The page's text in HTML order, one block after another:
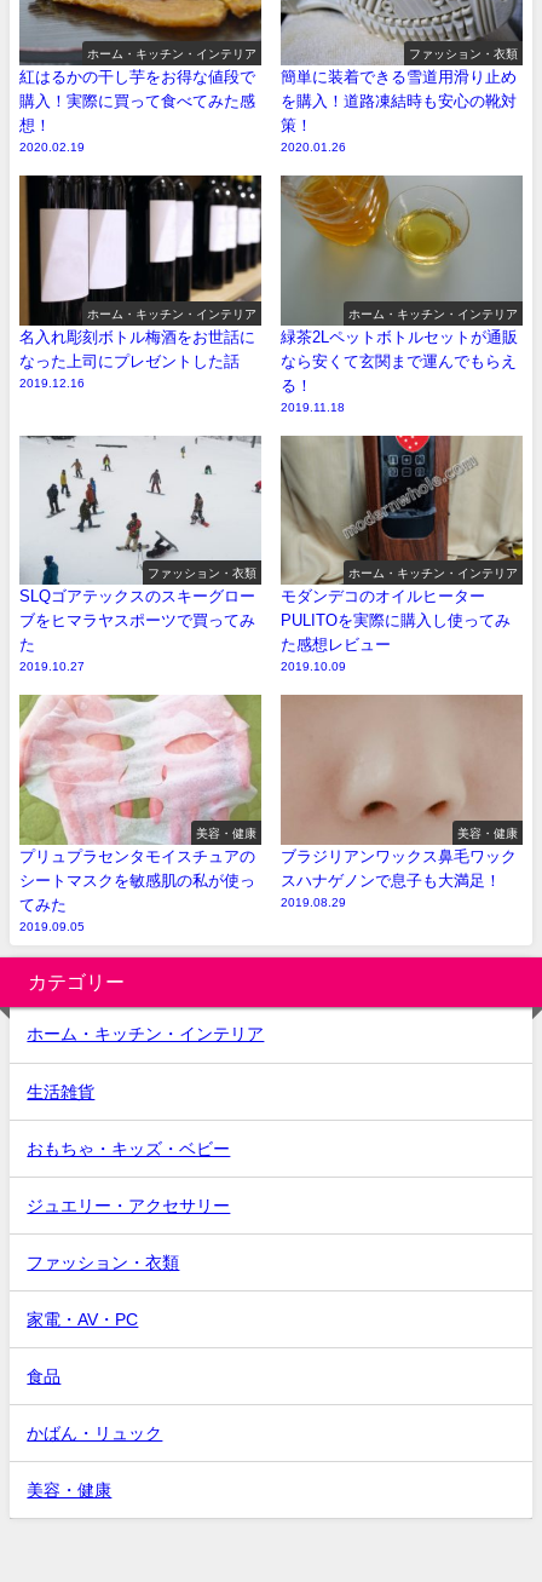
ホーム・キッチン・インテリア
紅はるかの干し芋をお得な値段で
購入！実際に買って食べてみた感
想！
2020.02.19
ファッション・衣類
簡単に装着できる雪道用滑り止め
を購入！道路凍結時も安心の靴対
策！
2020.01.26
ホーム・キッチン・インテリア
名入れ彫刻ボトル梅酒をお世話に
なった上司にプレゼントした話
2019.12.16
ホーム・キッチン・インテリア
緑茶2Lペットボトルセットが通販
なら安くて玄関まで運んでもらえ
る！
2019.11.18
ファッション・衣類
SLQゴアテックスのスキーグロー
ブをヒマラヤスポーツで買ってみ
た
2019.10.27
ホーム・キッチン・インテリア
モダンデコのオイルヒーター
PULITOを実際に購入し使ってみ
た感想レビュー
2019.10.09
美容・健康
プリュプラセンタモイスチュアの
シートマスクを敏感肌の私が使っ
てみた
2019.09.05
美容・健康
ブラジリアンワックス鼻毛ワック
スハナゲノンで息子も大満足！
2019.08.29
カテゴリー
ホーム・キッチン・インテリア
生活雑貨
おもちゃ・キッズ・ベビー
ジュエリー・アクセサリー
ファッション・衣類
家電・AV・PC
食品
かばん・リュック
美容・健康